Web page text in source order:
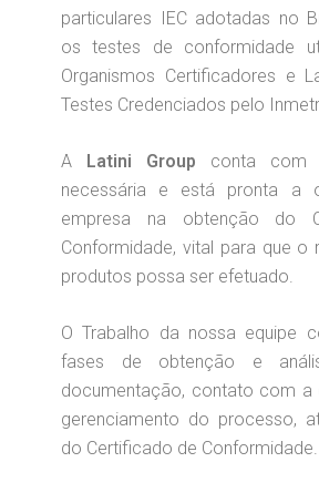
particulares IEC adotadas no
os testes de conformidade
Organismos Certificadores e
Testes Credenciados pelo
A Latini Group conta com
necessária e está pronta a
empresa na obtenção do
Conformidade, vital para que o
produtos possa ser efetuado.
O Trabalho da nossa equipe
fases de obtenção e
documentação, contato com a
gerenciamento do processo,
do Certificado de Conformidade.